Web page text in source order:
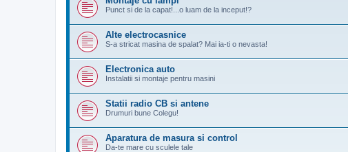
Punct si de la capat!...o luam de la inceput!?
Alte electrocasnice
S-a stricat masina de spalat? Mai ia-ti o nevasta!
Electronica auto
Instalatii si montaje pentru masini
Statii radio CB si antene
Drumuri bune Colegu!
Aparatura de masura si control
Da-te mare cu sculele tale